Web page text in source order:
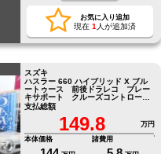
お気に入り追加
現在 1 人が追加済
スズキ
ハスラー 660 ハイブリッド X ブル
ートゥース 前後ドラレコ ブレー
キサポート クルーズコントロー
支払総額
149.8
万円
本体価格
諸費用